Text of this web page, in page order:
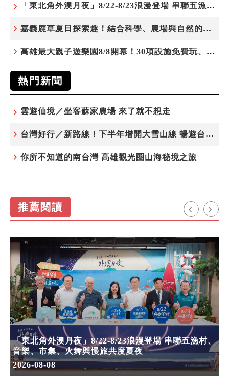
「東北角外澳月夜」8/22-8/23浪漫登場 串聯五漁村、音樂、市集、火舞與慢旅共度夏夜
嘉義鹿草夏日探索趣！結合科學、農場與自然的親子小旅行
高雄最大親子遊樂園8/8開幕！30項設施免費玩、YOYO家族嗨翻暑假
熱門新聞
雲遊仙境／坐客蘇家農場 來了就不想走
台灣好行／新路線！下半年增開大雪山線 暢遊台中更便利
你所不知道的南台灣 高雄觀光圈山海秘境之旅
推薦閱讀
「東北角外澳月夜」8/22-8/23浪漫登場 串聯五漁村、
音樂、市集、火舞與慢旅共度夏夜
2026-08-08